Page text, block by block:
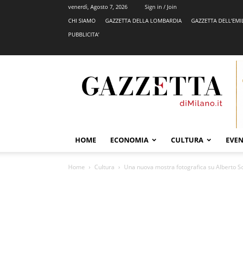
venerdì, Agosto 7, 2026
Sign in / Join
CHI SIAMO
GAZZETTA DELLA LOMBARDIA GAZZETTA
PUBBLICITA’
HOME ECONOMIA CULTURA
Home Cultura Una nuova mostra fotografica su Alberto